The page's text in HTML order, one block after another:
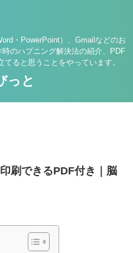
・PowerPoint）、Gmailなどのお
のハプニング解決法の紹介、PDF
ると思うことをやっています。
っと
刷できるPDF付き｜脳